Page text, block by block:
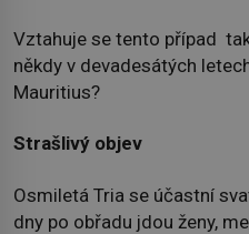
Vztahuje se tento případ
někdy v devadesátých
Mauritius?
Strašlivý objev
Osmiletá Tria se účastní
dny po obřadu jdou ženy,